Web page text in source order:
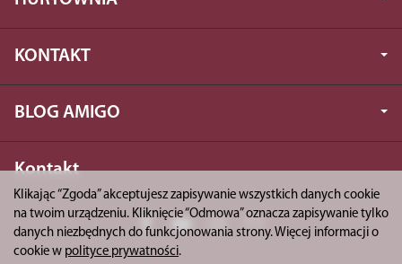
KONTAKT
BLOG AMIGO
Kontakt
Klikając “Zgoda” akceptujesz zapisywanie wszystkich danych cookie
na twoim urządzeniu. Kliknięcie “Odmowa” oznacza zapisywanie tylko
danych niezbędnych do funkcjonowania strony. Więcej informacji o
cookie w polityce prywatności.